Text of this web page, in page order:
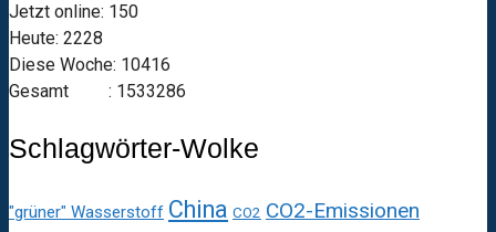
Jetzt online: 150
Heute: 2228
Diese Woche: 10416
Gesamt : 1533286
Schlagwörter-Wolke
"grüner" Wasserstoff China CO2 CO2-Emissionen